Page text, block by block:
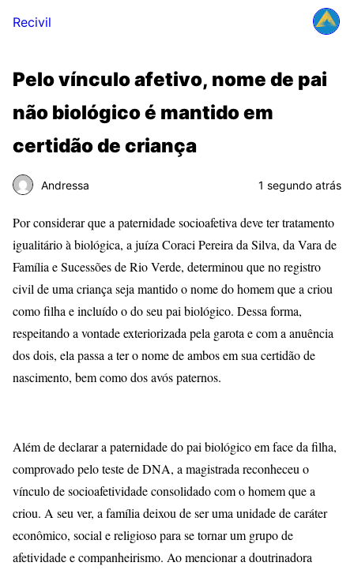
Recivil
Pelo vínculo afetivo, nome de pai
não biológico é mantido em
certidão de criança
Andressa 1 segundo atrás
Por considerar que a paternidade socioafetiva deve ter tratamento
igualitário à biológica, a juíza Coraci Pereira da Silva, da Vara de
Família e Sucessões de Rio Verde, determinou que no registro
civil de uma criança seja mantido o nome do homem que a criou
como filha e incluído o do seu pai biológico. Dessa forma,
respeitando a vontade exteriorizada pela garota e com a anuência
dos dois, ela passa a ter o nome de ambos em sua certidão de
nascimento, bem como dos avós paternos.
Além de declarar a paternidade do pai biológico em face da filha,
comprovado pelo teste de DNA, a magistrada reconheceu o
vínculo de socioafetividade consolidado com o homem que a
criou. A seu ver, a família deixou de ser uma unidade de caráter
econômico, social e religioso para se tornar um grupo de
afetividade e companheirismo. Ao mencionar a doutrinadora